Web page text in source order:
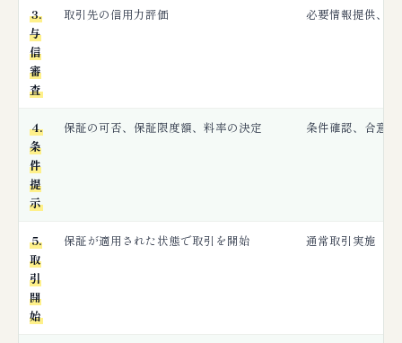
3.
与
信
審
査
取引先の信用力評価 必要情報提供、
4.
条
件
提
示
保証の可否、保証限度額、料率の決定 条件確認、合意
5.
取
引
開
始
保証が適用された状態で取引を開始 通常取引実施